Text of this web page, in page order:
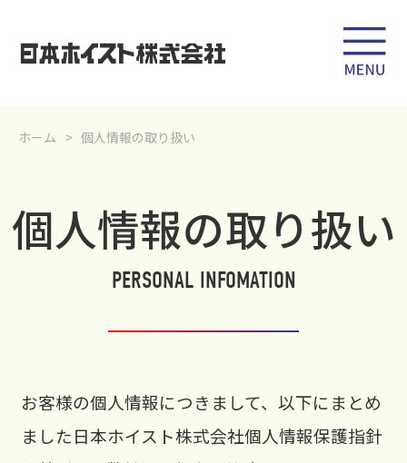
ホーム 個人情報の取り扱い
個人情報の取り扱い
PERSONAL INFOMATION
お客様の個人情報につきまして、以下にまとめ
ました日本ホイスト株式会社個人情報保護指針